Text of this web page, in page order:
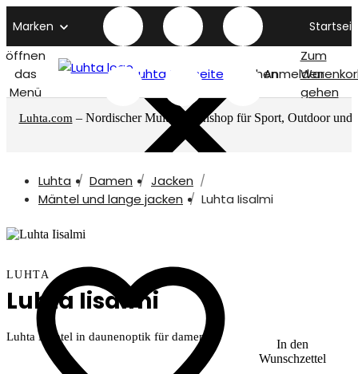
Marken
öffnen
das
Menü
Luhta titelseite SuchenAnmelden
Zum
gehen
Luhta.com – Nordischer Multimarkenshop für Sport, Outdoor und
Luhta Damen
Jacken
Mäntel und lange jacken
Luhta Iisalmi
In den
Wunschzettel
LUHTA
Luhta Iisalmi
Luhta Mantel in daunenoptik für damen